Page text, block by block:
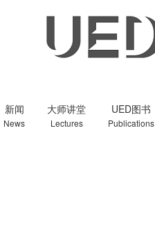
新闻
News
大师讲堂
Lectures
UED图书
Publications